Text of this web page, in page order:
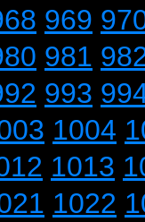
969
981
993
1004
1013
1022